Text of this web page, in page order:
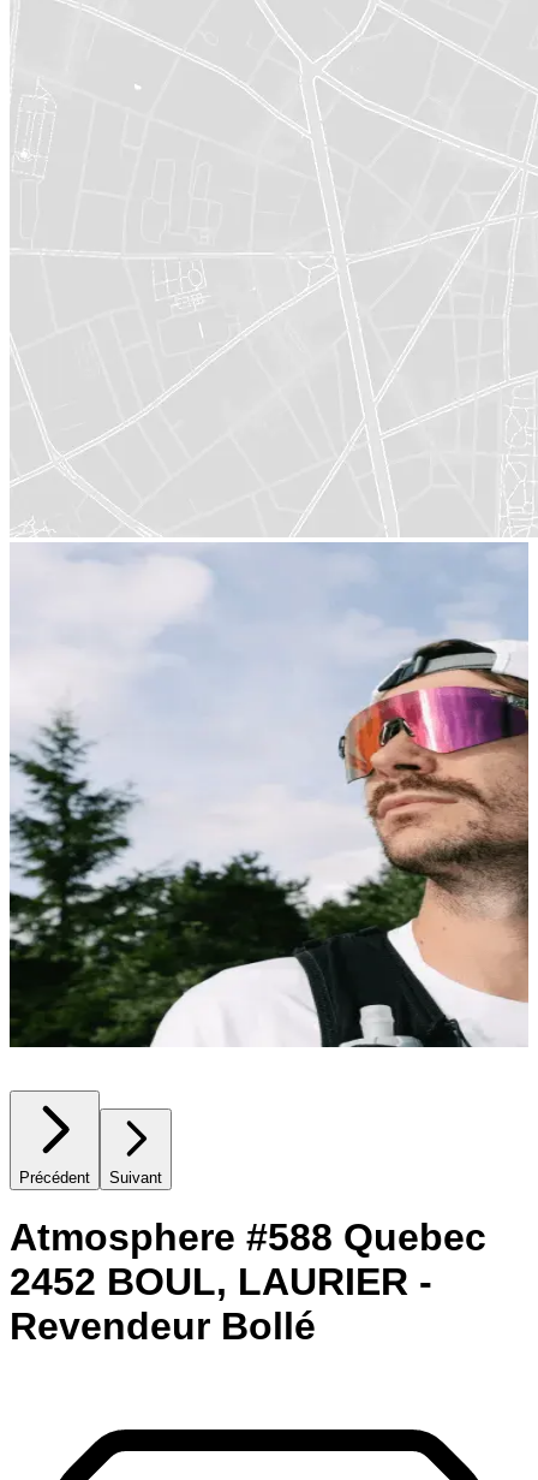
Précédent Suivant
Atmosphere #588 Quebec
2452 BOUL, LAURIER -
Revendeur Bollé